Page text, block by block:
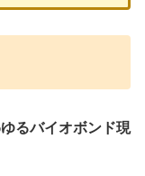
るバイオボンド現